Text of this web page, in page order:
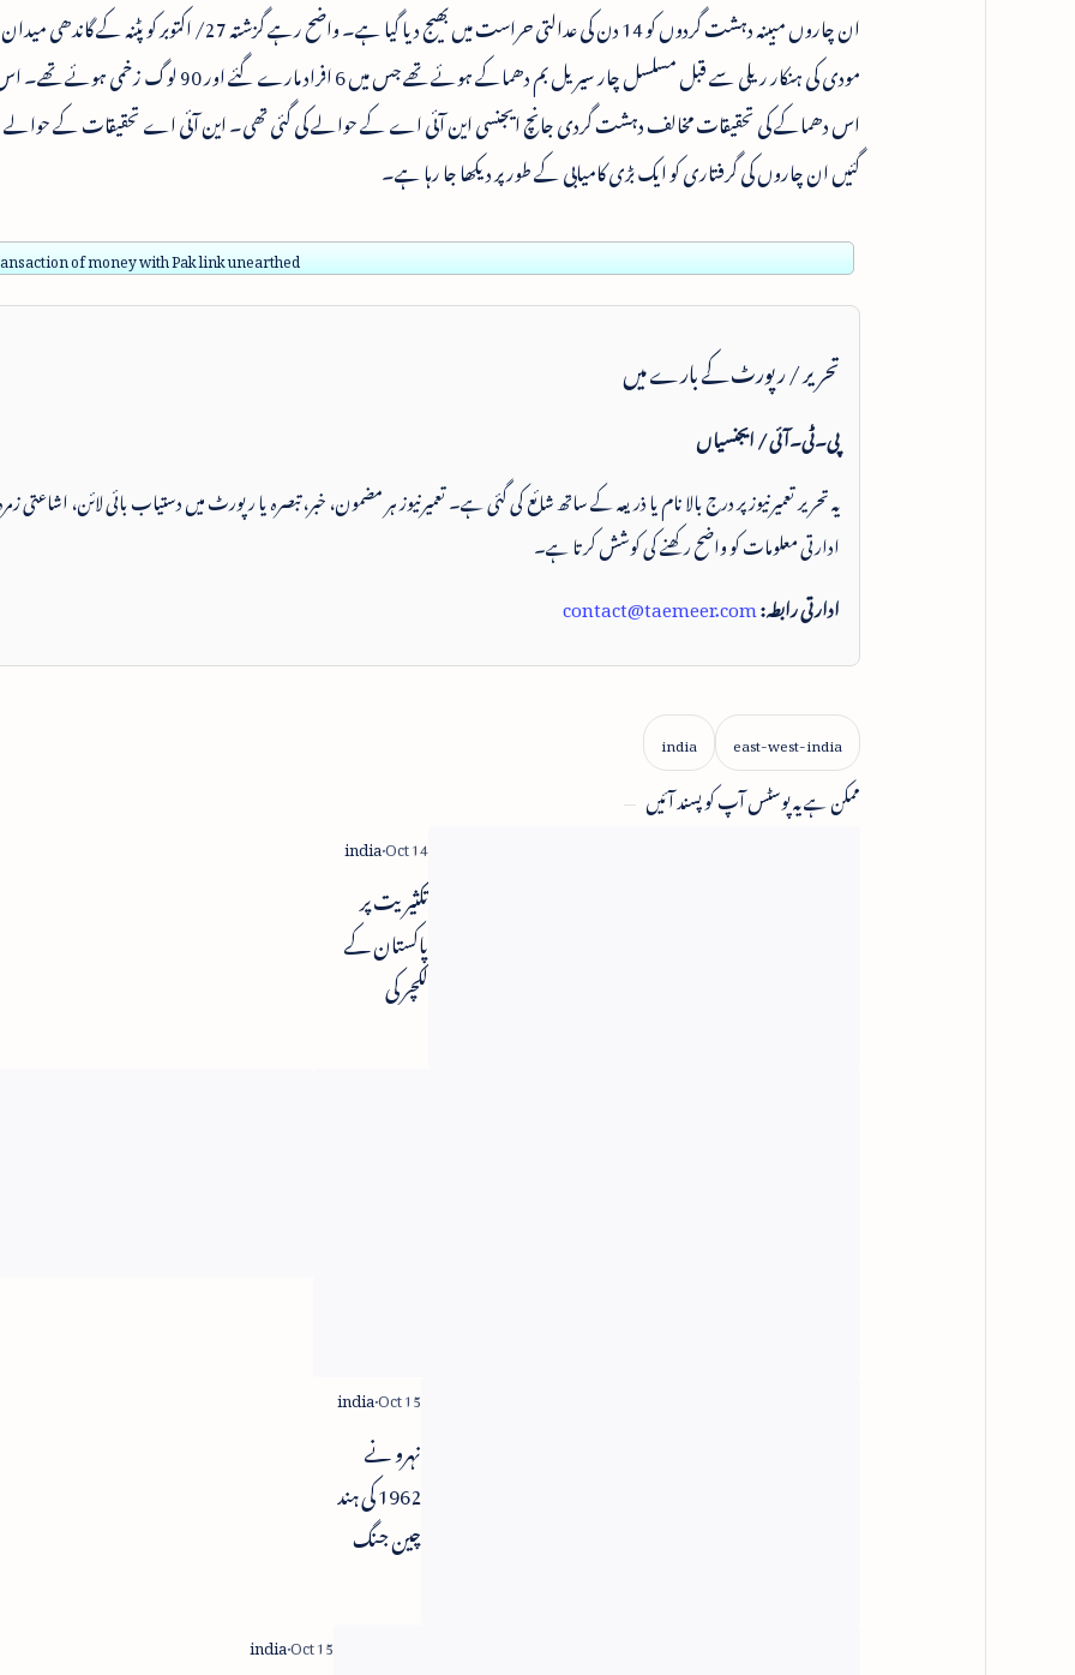
ان چاروں مبینہ دہشت گردوں کو 14 دن کی عدالتی حراست میں بھیج دیا گیا ہے۔ واضح رہے گزشتہ 27/
مودی کی ہنکار ریلی سے قبل مسلسل چار سیریل بم دھماکے ہوئے تھے جس میں 6 افراد مارے گئے
اس دھماکے کی تحقیقات مخالف دہشت گردی جانچ ایجنسی این آئی اے کے حوالے کی گئی تھی۔ این آئی اے تحقیقات کے
گئیں ان چاروں کی گرفتاری کو ایک بڑی کامیابی کے طور پر دیکھا جا رہا ہے۔
of money with Pak link unearthed
تحریر / رپورٹ کے بارے میں
پی۔ٹی۔آئی / ایجنسیاں
یہ تحریر تعمیرنیوز پر درج بالا نام یا ذریعہ کے ساتھ شائع کی گئی ہے۔ تعمیرنیوز ہر مضمون، خبر، تبصرہ یا رپورٹ میں دستیاب بائی لائن، اشاعتی
ادارتی معلومات کو واضح رکھنے کی کوشش کرتا ہے۔
ادارتی رابطہ:contact@taemeer.com
ممکن ہے یہ پوسٹس آپ کو پسند آئیں
تکثیریت پر
پاکستان کے
لکچر کی
نہرو نے
1962 کی ہند
چین جنگ